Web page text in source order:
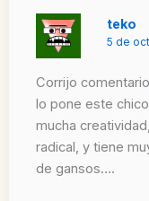
teko
5 de
Corrijo
lo pone este
mucha
radical, y tiene
de gansos….